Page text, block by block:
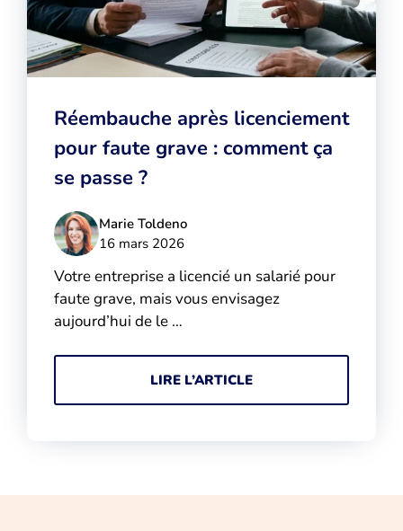
Réembauche après licenciement
pour faute grave : comment ça
se passe ?
Marie Toldeno
16 mars 2026
Votre entreprise a licencié un salarié pour
faute grave, mais vous envisagez
aujourd’hui de le …
LIRE L’ARTICLE